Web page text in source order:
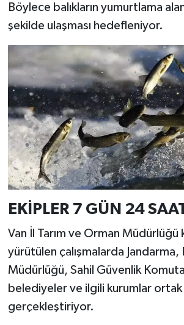
Böylece balıkların yumurtlama
şekilde ulaşması hedefleniyor.
EKİPLER 7 GÜN 24
Van İl Tarım ve Orman
yürütülen çalışmalarda Jandarma,
Müdürlüğü, Sahil Güvenlik
belediyeler ve ilgili kurumlar
gerçekleştiriyor.